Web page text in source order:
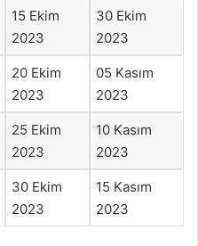
15 Ekim
2023
30 Ekim
2023
20 Ekim
2023
05 Kasım
2023
25 Ekim
2023
10 Kasım
2023
30 Ekim
2023
15 Kasım
2023